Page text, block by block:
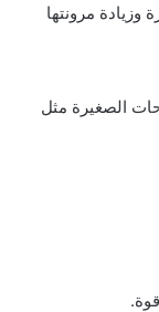
مرونتها
الصغيرة مثل